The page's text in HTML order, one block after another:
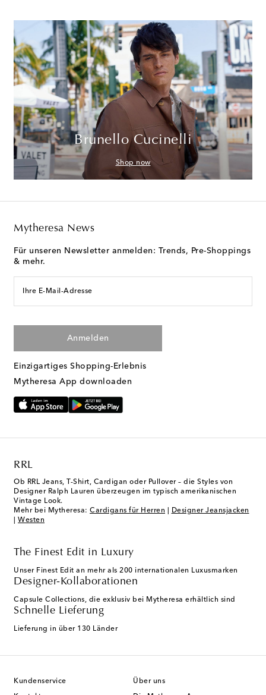
Brunello Cucinelli
Shop now
Mytheresa News
Für unseren Newsletter anmelden: Trends, Pre-Shoppings
& mehr.
Ihre E-Mail-Adresse
Anmelden
Einzigartiges Shopping-Erlebnis
Mytheresa App downloaden
RRL
Ob RRL Jeans, T-Shirt, Cardigan oder Pullover – die Styles von
Designer Ralph Lauren überzeugen im typisch amerikanischen
Vintage Look.
Mehr bei Mytheresa: Cardigans für Herren
Designer Jeansjacken
Westen
The Finest Edit in Luxury
Unser Finest Edit an mehr als 200 internationalen Luxusmarken
Designer-Kollaborationen
Capsule Collections, die exklusiv bei Mytheresa erhältlich sind
Schnelle Lieferung
Lieferung in über 130 Länder
Kundenservice Über uns